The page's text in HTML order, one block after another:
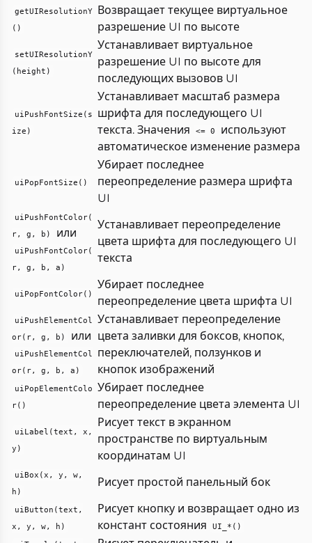
getUIResolutionY
()
Возвращает текущее виртуальное
разрешение UI по высоте
setUIResolutionY
(height)
Устанавливает виртуальное
разрешение UI по высоте для
последующих вызовов UI
uiPushFontSize(s
ize)
Устанавливает масштаб размера
шрифта для последующего UI
текста. Значения
<= 0
используют
автоматическое изменение размера
uiPopFontSize()
Убирает последнее
переопределение размера шрифта
UI
uiPushFontColor(
r, g, b)
или
uiPushFontColor(
r, g, b, a)
Устанавливает переопределение
цвета шрифта для последующего UI
текста
uiPopFontColor()
Убирает последнее
переопределение цвета шрифта UI
uiPushElementCol
or(r, g, b)
или
uiPushElementCol
or(r, g, b, a)
Устанавливает переопределение
цвета заливки для боксов, кнопок,
переключателей, ползунков и
кнопок изображений
uiPopElementColo
r()
Убирает последнее
переопределение цвета элемента UI
uiLabel(text, x,
y)
Рисует текст в экранном
пространстве по виртуальным
координатам UI
uiBox(x, y, w,
h)
Рисует простой панельный бок
uiButton(text,
x, y, w, h)
Рисует кнопку и возвращает одно из
констант состояния
UI_*()